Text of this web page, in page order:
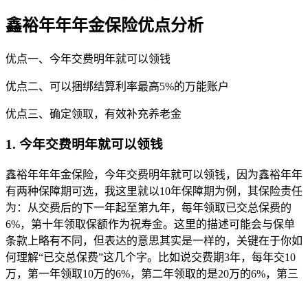
鑫裕年年年金保险优点分析
优点一、今年交费明年就可以领钱
优点二、可以捆绑结算利率最高5%的万能账户
优点三、确定领取，有效补充养老金
1. 今年交费明年就可以领钱
鑫裕年年年金保险，今年交费明年就可以领钱，因为鑫裕年年
有两种保障期可选，我这里就以10年保障期为例，其保险责任
为：从交费后的下一年起至第九年，每年领取已交总保费的
6%，第十年领取保额作为祝寿金。这里的描述可能会与保单
条款上略有不同，但表达的意思其实是一样的，关键在于你如
何理解“已交总保费”这几个字。比如说交费期3年，每年交10
万，第一年领取10万的6%，第二年领取的是20万的6%，第三